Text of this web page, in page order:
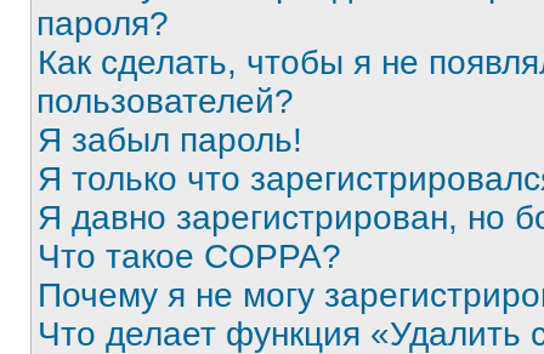
пароля?
Как сделать, чтобы я не
пользователей?
Я забыл пароль!
Я только что
Я давно зарегистрирован, но
Что такое COPPA?
Почему я не могу
Что делает функция «Удалить